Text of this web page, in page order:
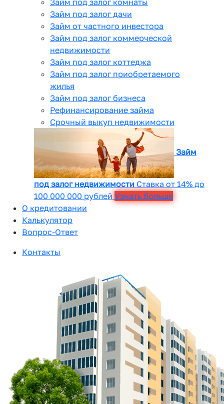
Займ под залог комнаты
Займ под залог дачи
Займ от частного инвестора
Займ под залог коммерческой
недвижимости
Займ под залог коттеджа
Займ под залог приобретаемого
жилья
Займ под залог бизнеса
Рефинансирование займа
Срочный выкуп недвижимости
Займ
под залог недвижимости Ставка от 14% до
100 000 000 рублей Узнать больше
О кредитовании
Калькулятор
Вопрос-Ответ
Контакты